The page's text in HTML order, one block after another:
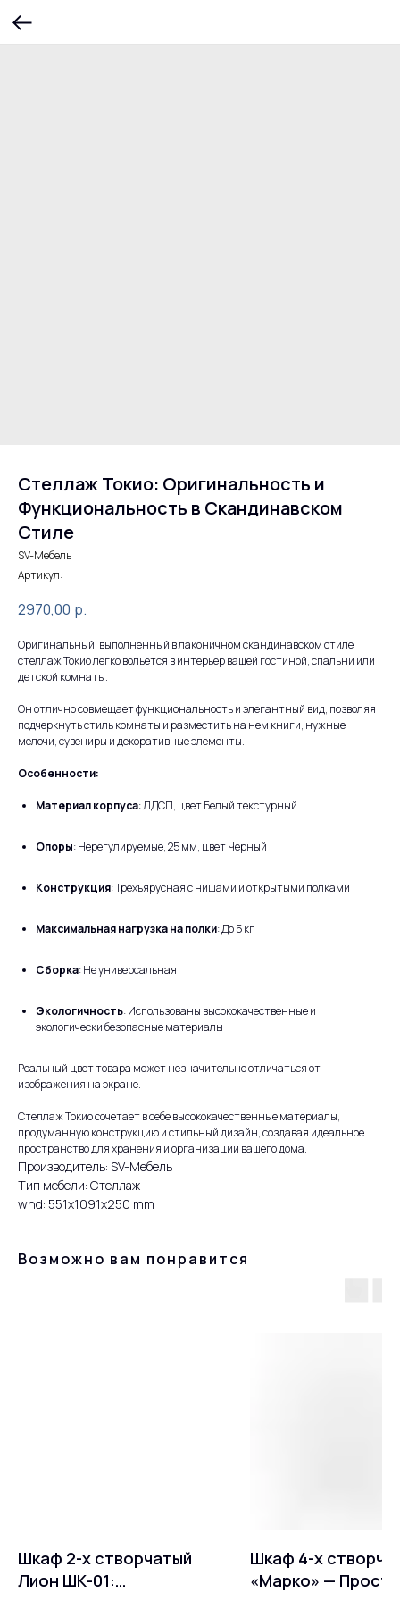
Стеллаж Токио: Оригинальность и
Функциональность в Скандинавском
Стиле
SV-Мебель
Артикул:
2970,00 р.
Оригинальный, выполненный в лаконичном скандинавском стиле
стеллаж Токио легко вольется в интерьер вашей гостиной, спальни или
детской комнаты.
Он отлично совмещает функциональность и элегантный вид, позволяя
подчеркнуть стиль комнаты и разместить на нем книги, нужные
мелочи, сувениры и декоративные элементы.
Особенности:
Материал корпуса: ЛДСП, цвет Белый текстурный
Опоры: Нерегулируемые, 25 мм, цвет Черный
Конструкция: Трехъярусная с нишами и открытыми полками
Максимальная нагрузка на полки: До 5 кг
Сборка: Не универсальная
Экологичность: Использованы высококачественные и
экологически безопасные материалы
Реальный цвет товара может незначительно отличаться от
изображения на экране.
Стеллаж Токио сочетает в себе высококачественные материалы,
продуманную конструкцию и стильный дизайн, создавая идеальное
пространство для хранения и организации вашего дома.
Производитель: SV-Мебель
Тип мебели: Стеллаж
whd: 551x1091x250 mm
Возможно вам понравится
Шкаф 2-х створчатый
Лион ШК-01:
Шкаф 4-х
«Марко» —